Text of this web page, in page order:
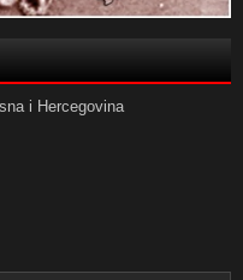
i Hercegovina